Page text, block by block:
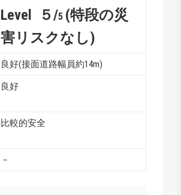
Level ５/5 (特段の災
害リスクなし)
良好(接面道路幅員約14m)
良好
比較的安全
－